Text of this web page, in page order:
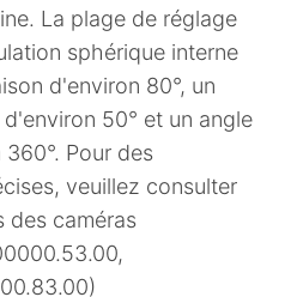
La plage de réglage
sphérique interne
d'environ 80°, un
50° et un angle
Pour des
veuillez consulter
des caméras